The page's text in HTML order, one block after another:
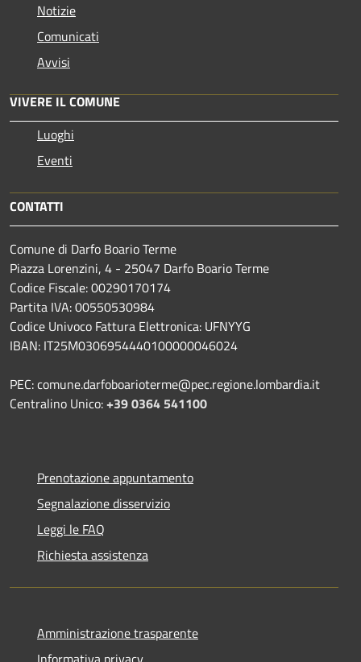
Notizie
Comunicati
Avvisi
VIVERE IL COMUNE
Luoghi
Eventi
CONTATTI
Comune di Darfo Boario Terme
Piazza Lorenzini, 4 - 25047 Darfo Boario Terme
Codice Fiscale: 00290170174
Partita IVA: 00550530984
Codice Univoco Fattura Elettronica: UFNYYG
IBAN: IT25M0306954440100000046024
PEC: comune.darfoboarioterme@pec.regione.lombardia.it
Centralino Unico:+39 0364 541100
Prenotazione appuntamento
Segnalazione disservizio
Leggi le FAQ
Richiesta assistenza
Amministrazione trasparente